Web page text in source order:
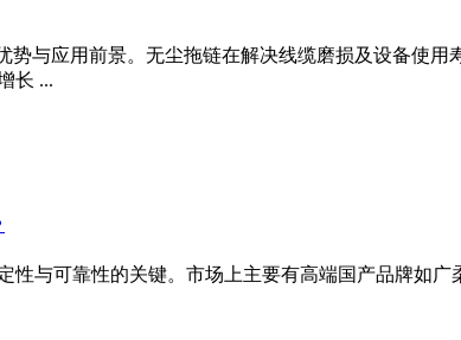
势与应用前景。无尘拖链在解决线缆磨损及设备使
长 ...
性与可靠性的关键。市场上主要有高端国产品牌如